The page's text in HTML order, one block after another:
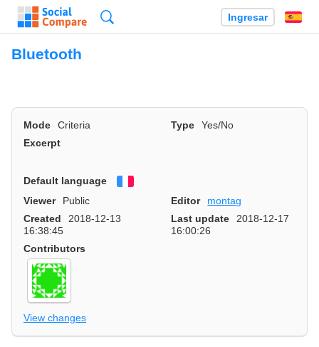
Ingresar
Bluetooth
Mode Criteria Type
Yes/No
Excerpt
Default language
Viewer
Public Editor
montag
Created
2018-12-13
16:38:45
Last update
2018-12-17
16:00:26
Contributors
View changes